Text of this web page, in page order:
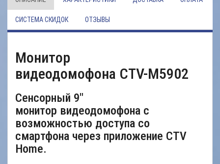
СИСТЕМА СКИДОК ОТЗЫВЫ
Монитор
видеодомофона CTV-M5902
Сенсорный 9"
монитор видеодомофона с
возможностью доступа со
смартфона через приложение CTV
Home.